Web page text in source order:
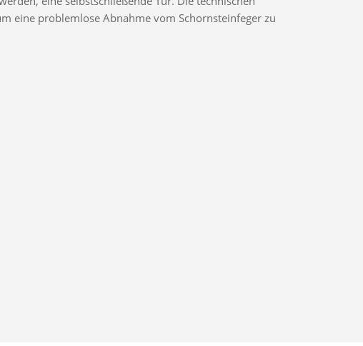
eine problemlose Abnahme vom Schornsteinfeger zu